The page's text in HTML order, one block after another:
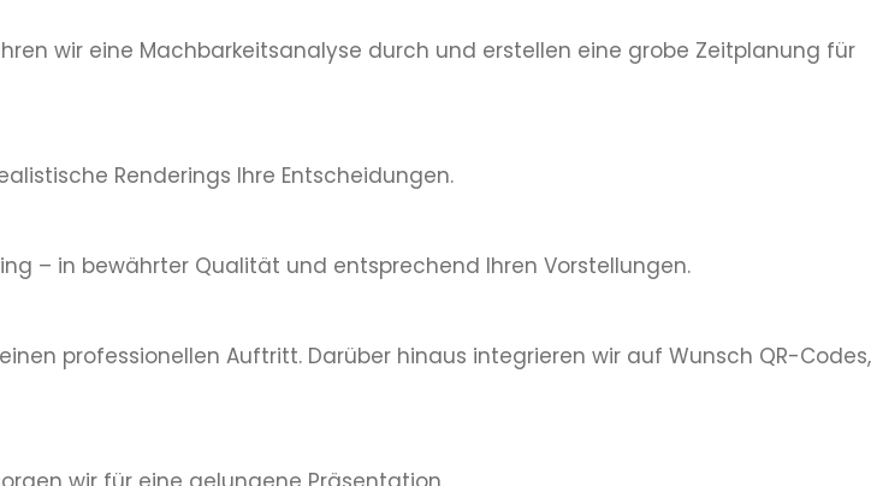
wir eine Machbarkeitsanalyse durch und erstellen eine grobe Zeitplanung für
Renderings Ihre Entscheidungen.
– in bewährter Qualität und entsprechend Ihren Vorstellungen.
professionellen Auftritt. Darüber hinaus integrieren wir auf Wunsch QR-Codes,